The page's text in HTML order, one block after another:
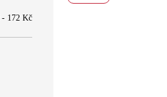
- 172 Kč